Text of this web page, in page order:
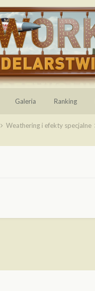
Galeria Ranking
Weathering i efekty specjalne